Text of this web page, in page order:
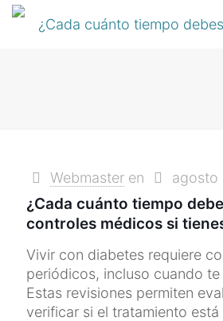
Webmaster en agosto
¿Cada cuánto tiempo
controles médicos si
Vivir con diabetes requiere
periódicos, incluso cuando te
Estas revisiones permiten
verificar si el tratamiento